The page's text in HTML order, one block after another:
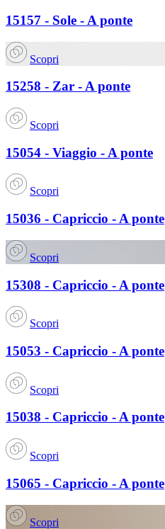
15157 - Sole - A ponte
Scopri
15258 - Zar - A ponte
Scopri
15054 - Viaggio - A ponte
Scopri
15036 - Capriccio - A ponte
Scopri
15308 - Capriccio - A ponte
Scopri
15053 - Capriccio - A ponte
Scopri
15038 - Capriccio - A ponte
Scopri
15065 - Capriccio - A ponte
Scopri